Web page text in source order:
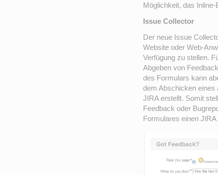
Möglichkeit, das
Issue Collector
Der neue Issue
Website oder Web-
Verfügung zu stellen.
Abgeben von
des Formulars kann
dem Abschicken eines
JIRA erstellt. Somit
Feedback oder
Formulares einen